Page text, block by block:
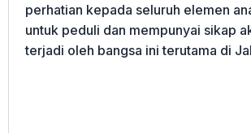
perhatian kepada seluruh elemen
untuk peduli dan mempunyai sikap
terjadi oleh bangsa ini terutama di